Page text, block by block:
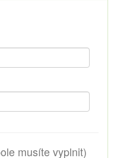
musíte vyplnit)